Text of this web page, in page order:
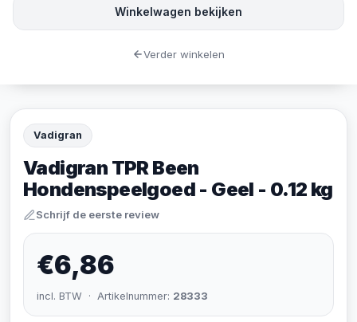
Vadigran
Vadigran TPR Been
Hondenspeelgoed - Geel - 0.12 kg
Schrijf de eerste review
€6,86
incl. BTW · Artikelnummer: 28333
Winkelwagen bekijken
Verder winkelen